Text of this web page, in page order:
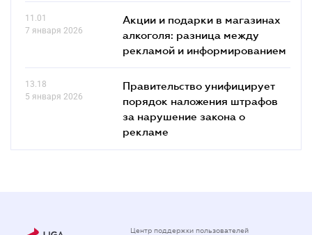
11.01
7 января 2026
Акции и подарки в магазинах
алкоголя: разница между
рекламой и информированием
13.18
5 января 2026
Правительство унифицирует
порядок наложения штрафов
за нарушение закона о
рекламе
Центр поддержки пользователей